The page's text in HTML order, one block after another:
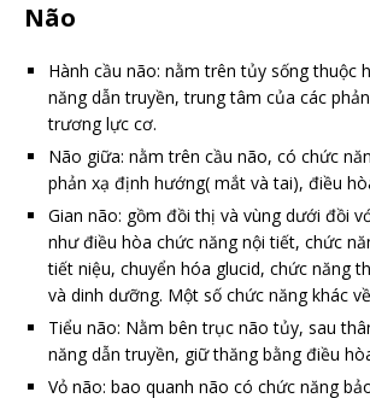
Não
Hành cầu não: nằm trên tủy sống thuộc
năng dẫn truyền, trung tâm của các
trương lực cơ.
Não giữa: nằm trên cầu não, có chức
phản xạ định hướng( mắt và tai), điều
Gian não: gồm đồi thị và vùng dưới đồi
như điều hòa chức năng nội tiết, chức
tiết niệu, chuyển hóa glucid, chức năng
và dinh dưỡng. Một số chức năng khác
Tiểu não: Nằm bên trục não tủy, sau
năng dẫn truyền, giữ thăng bằng điều
Vỏ não: bao quanh não có chức năng